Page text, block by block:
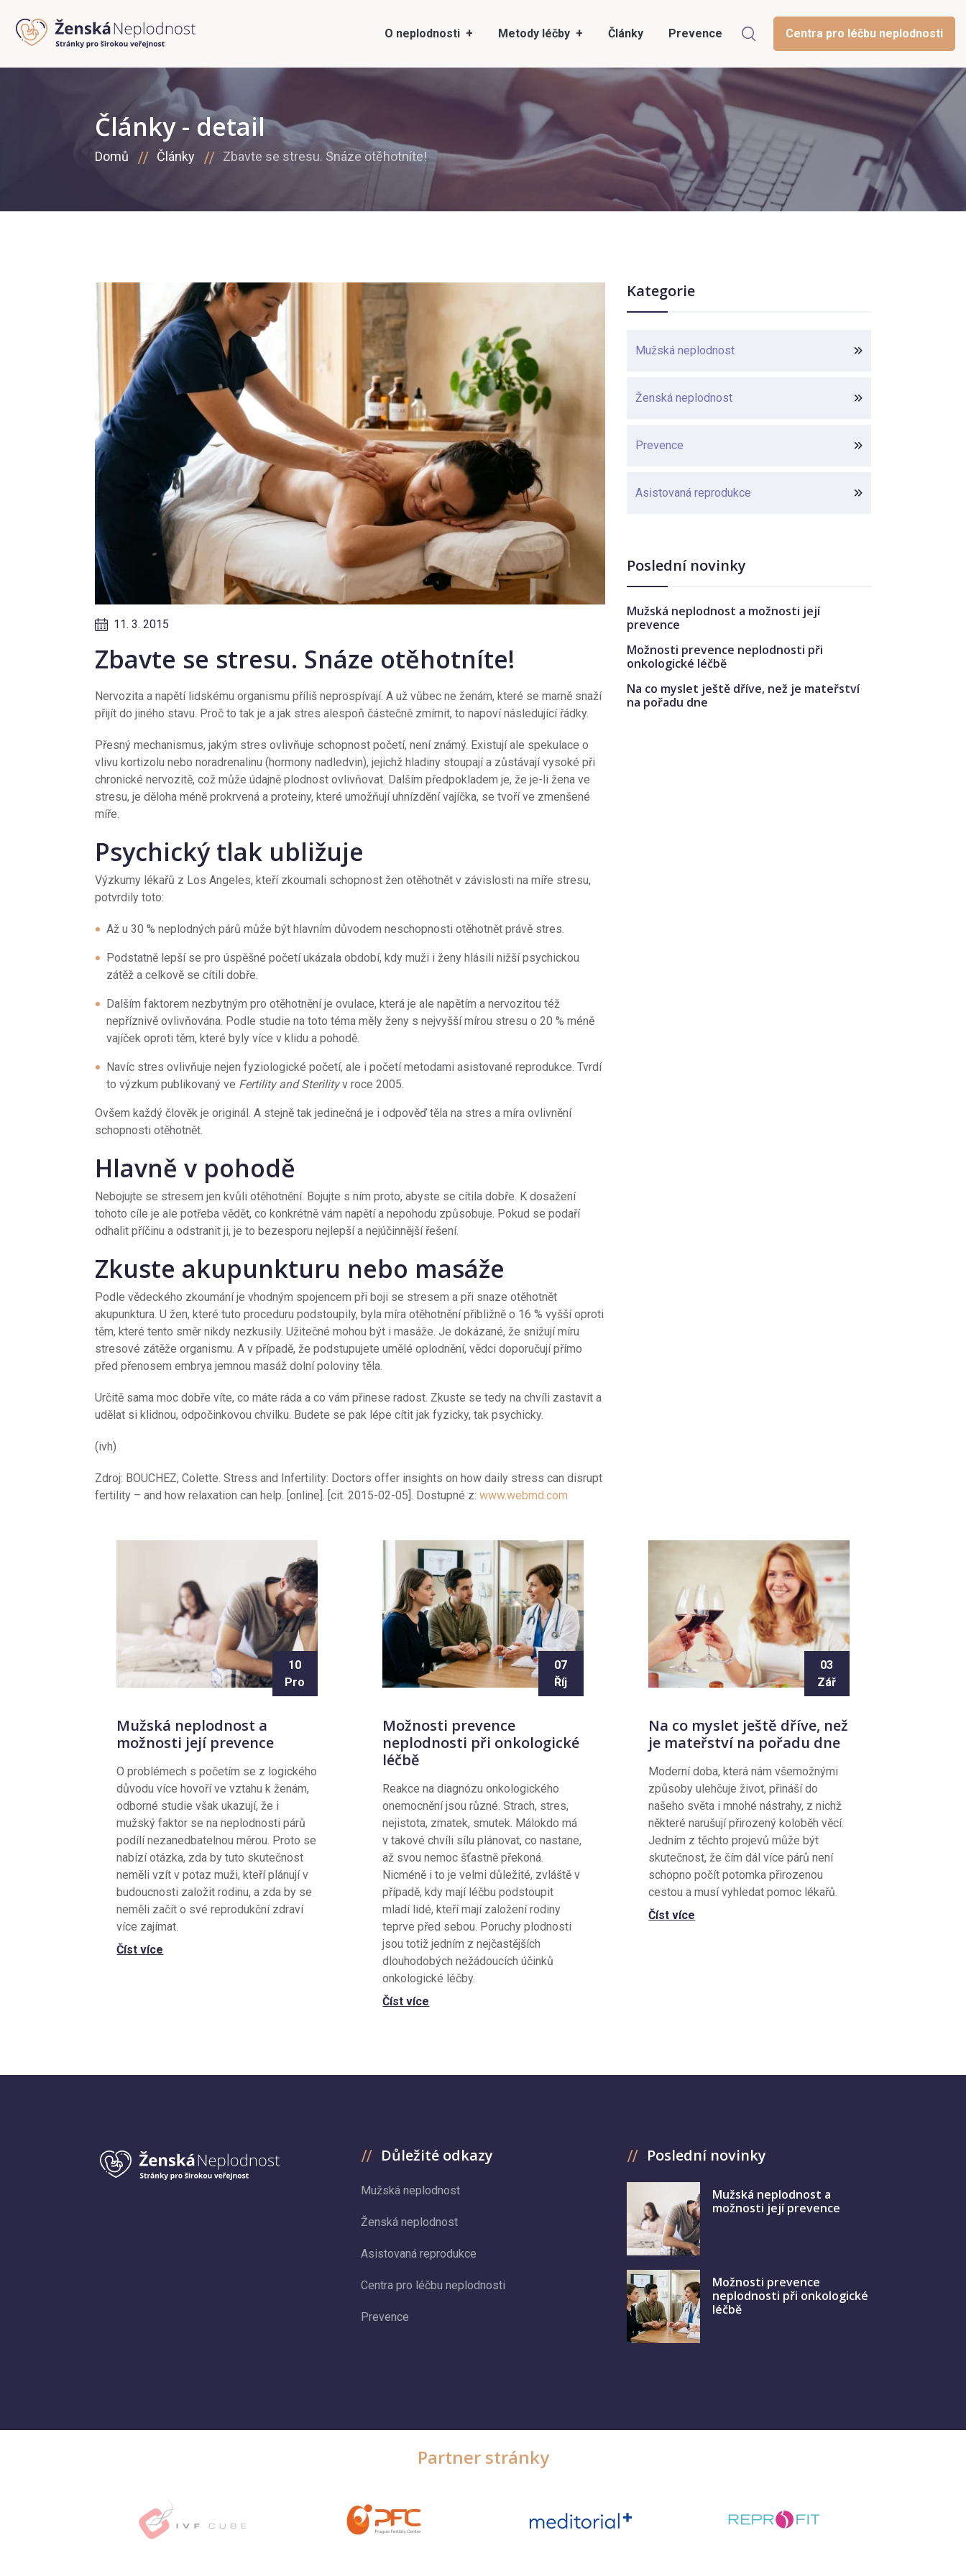
O neplodnosti Metody léčby Články Prevence Centra pro léčbu neplodnosti
Články - detail
Domů Články Zbavte se stresu. Snáze otěhotníte!
11. 3. 2015
Zbavte se stresu. Snáze otěhotníte!
Nervozita a napětí lidskému organismu příliš neprospívají. A už vůbec ne ženám, které se marně snaží
přijít do jiného stavu. Proč to tak je a jak stres alespoň částečně zmírnit, to napoví následující řádky.
Přesný mechanismus, jakým stres ovlivňuje schopnost početí, není známý. Existují ale spekulace o
vlivu kortizolu nebo noradrenalinu (hormony nadledvin), jejichž hladiny stoupají a zůstávají vysoké při
chronické nervozitě, což může údajně plodnost ovlivňovat. Dalším předpokladem je, že je-li žena ve
stresu, je děloha méně prokrvená a proteiny, které umožňují uhnízdění vajíčka, se tvoří ve zmenšené
míře.
Psychický tlak ubližuje
Výzkumy lékařů z Los Angeles, kteří zkoumali schopnost žen otěhotnět v závislosti na míře stresu,
potvrdily toto:
Až u 30 % neplodných párů může být hlavním důvodem neschopnosti otěhotnět právě stres.
Podstatně lepší se pro úspěšné početí ukázala období, kdy muži i ženy hlásili nižší psychickou
zátěž a celkově se cítili dobře.
Dalším faktorem nezbytným pro otěhotnění je ovulace, která je ale napětím a nervozitou též
nepříznivě ovlivňována. Podle studie na toto téma měly ženy s nejvyšší mírou stresu o 20 % méně
vajíček oproti těm, které byly více v klidu a pohodě.
Navíc stres ovlivňuje nejen fyziologické početí, ale i početí metodami asistované reprodukce. Tvrdí
to výzkum publikovaný ve Fertility and Sterilityv roce 2005.
Ovšem každý člověk je originál. A stejně tak jedinečná je i odpověď těla na stres a míra ovlivnění
schopnosti otěhotnět.
Hlavně v pohodě
Nebojujte se stresem jen kvůli otěhotnění. Bojujte s ním proto, abyste se cítila dobře. K dosažení
tohoto cíle je ale potřeba vědět, co konkrétně vám napětí a nepohodu způsobuje. Pokud se podaří
odhalit příčinu a odstranit ji, je to bezesporu nejlepší a nejúčinnější řešení.
Zkuste akupunkturu nebo masáže
Podle vědeckého zkoumání je vhodným spojencem při boji se stresem a při snaze otěhotnět
akupunktura. U žen, které tuto proceduru podstoupily, byla míra otěhotnění přibližně o 16 % vyšší oproti
těm, které tento směr nikdy nezkusily. Užitečné mohou být i masáže. Je dokázané, že snižují míru
stresové zátěže organismu. A v případě, že podstupujete umělé oplodnění, vědci doporučují přímo
před přenosem embrya jemnou masáž dolní poloviny těla.
Určitě sama moc dobře víte, co máte ráda a co vám přinese radost. Zkuste se tedy na chvíli zastavit a
udělat si klidnou, odpočinkovou chvilku. Budete se pak lépe cítit jak fyzicky, tak psychicky.
(ivh)
Zdroj: BOUCHEZ, Colette. Stress and Infertility: Doctors offer insights on how daily stress can disrupt
fertility – and how relaxation can help. [online]. [cit. 2015-02-05]. Dostupné z: www.webmd.com
Kategorie
Mužská neplodnost
Ženská neplodnost
Prevence
Asistovaná reprodukce
Poslední novinky
Mužská neplodnost a možnosti její
prevence
Možnosti prevence neplodnosti při
onkologické léčbě
Na co myslet ještě dříve, než je mateřství
na pořadu dne
10
Pro
Mužská neplodnost a
možnosti její prevence
O problémech s početím se z logického
důvodu více hovoří ve vztahu k ženám,
odborné studie však ukazují, že i
mužský faktor se na neplodnosti párů
podílí nezanedbatelnou měrou. Proto se
nabízí otázka, zda by tuto skutečnost
neměli vzít v potaz muži, kteří plánují v
budoucnosti založit rodinu, a zda by se
neměli začít o své reprodukční zdraví
více zajímat.
Číst více
07
Říj
Možnosti prevence
neplodnosti při onkologické
léčbě
Reakce na diagnózu onkologického
onemocnění jsou různé. Strach, stres,
nejistota, zmatek, smutek. Málokdo má
v takové chvíli sílu plánovat, co nastane,
až svou nemoc šťastně překoná.
Nicméně i to je velmi důležité, zvláště v
případě, kdy mají léčbu podstoupit
mladí lidé, kteří mají založení rodiny
teprve před sebou. Poruchy plodnosti
jsou totiž jedním z nejčastějších
dlouhodobých nežádoucích účinků
onkologické léčby.
Číst více
03
Zář
Na co myslet ještě dříve, než
je mateřství na pořadu dne
Moderní doba, která nám všemožnými
způsoby ulehčuje život, přináší do
našeho světa i mnohé nástrahy, z nichž
některé narušují přirozený koloběh věcí.
Jedním z těchto projevů může být
skutečnost, že čím dál více párů není
schopno počít potomka přirozenou
cestou a musí vyhledat pomoc lékařů.
Číst více
Důležité odkazy
Mužská neplodnost
Ženská neplodnost
Asistovaná reprodukce
Centra pro léčbu neplodnosti
Prevence
Poslední novinky
Mužská neplodnost a
možnosti její prevence
Možnosti prevence
neplodnosti při onkologické
léčbě
Partner stránky